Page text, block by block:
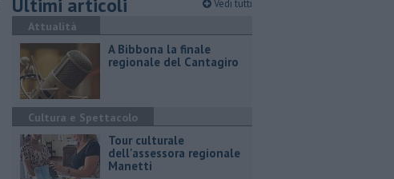
Ultimi articoli Vedi tutti
Attualità
A Bibbona la finale
regionale del Cantagiro
Cultura e Spettacolo
Tour culturale
dell'assessora regionale
Manetti